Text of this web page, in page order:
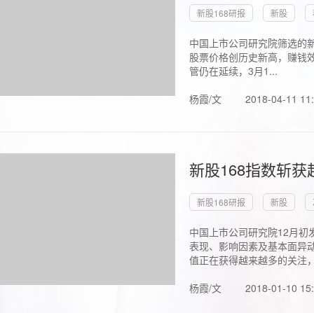
新股168研报 新股
中国上市公司研究院筛选的
股票价格创历史新高，赚钱
管仍在延续，3月1...
杨霞/文
2018-04-11
新股168指数斩
新股168研报 新股
中国上市公司研究院12月初
表现、影响因素及基本面异
值正在获得越来越多的关注
杨霞/文
2018-01-10